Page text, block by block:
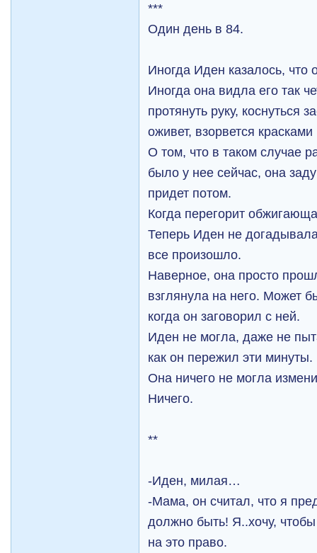
***
Один день в 84.
Иногда Иден казалось, что
Иногда она видла его так
протянуть руку, коснуться
оживет, взорвется
О том, что в таком случае
было у нее сейчас, она
придет потом.
Когда перегорит
Теперь Иден не
все произошло.
Наверное, она просто
взглянула на него. Может
когда он заговорил с ней.
Иден не могла, даже не
как он пережил эти
Она ничего не могла
Ничего.
**
-Иден, милая…
-Мама, он считал, что я
должно быть! Я..хочу,
на это право.